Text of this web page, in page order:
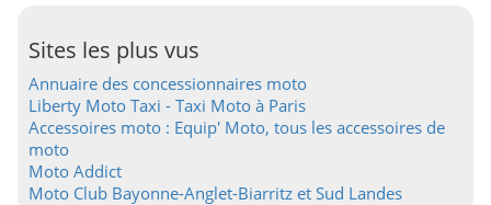
Sites les plus vus
Annuaire des concessionnaires moto
Liberty Moto Taxi - Taxi Moto à Paris
Accessoires moto : Equip' Moto, tous les accessoires de
moto
Moto Addict
Moto Club Bayonne-Anglet-Biarritz et Sud Landes